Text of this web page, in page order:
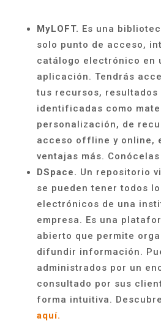
MyLOFT. Es una
solo punto de acceso,
catálogo electrónico en
aplicación. Tendrás
tus recursos, resultados
identificadas como
personalización, de
acceso offline y online,
ventajas más. Conócelas
DSpace. Un repositorio
se pueden tener todos
electrónicos de una
empresa. Es una
abierto que permite
difundir información.
administrados por un
consultado por sus
forma intuitiva.
aquí.